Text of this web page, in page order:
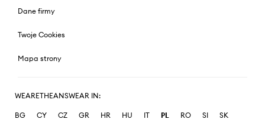
Dane firmy
Twoje Cookies
Mapa strony
WEARETHEANSWEAR IN:
BG CY CZ GR HR HU IT PL RO SI SK